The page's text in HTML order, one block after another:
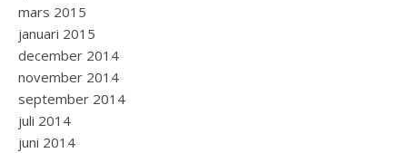
mars 2015
januari 2015
december 2014
november 2014
september 2014
juli 2014
juni 2014